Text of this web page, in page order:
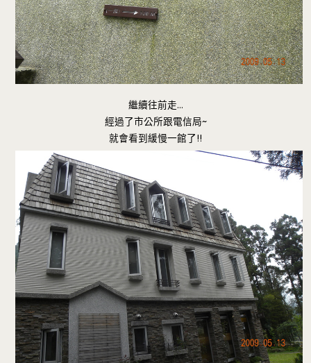
繼續往前走…
經過了市公所跟電信局~
就會看到緩慢一館了!!